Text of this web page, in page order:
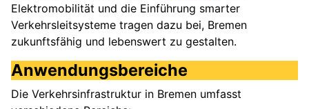
Elektromobilität und die Einführung smarter
Verkehrsleitsysteme tragen dazu bei, Bremen
zukunftsfähig und lebenswert zu gestalten.
Anwendungsbereiche
Die Verkehrsinfrastruktur in Bremen umfasst